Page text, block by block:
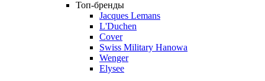
Топ-бренды
Jacques Lemans
L'Duchen
Cover
Swiss Military Hanowa
Wenger
Elysee